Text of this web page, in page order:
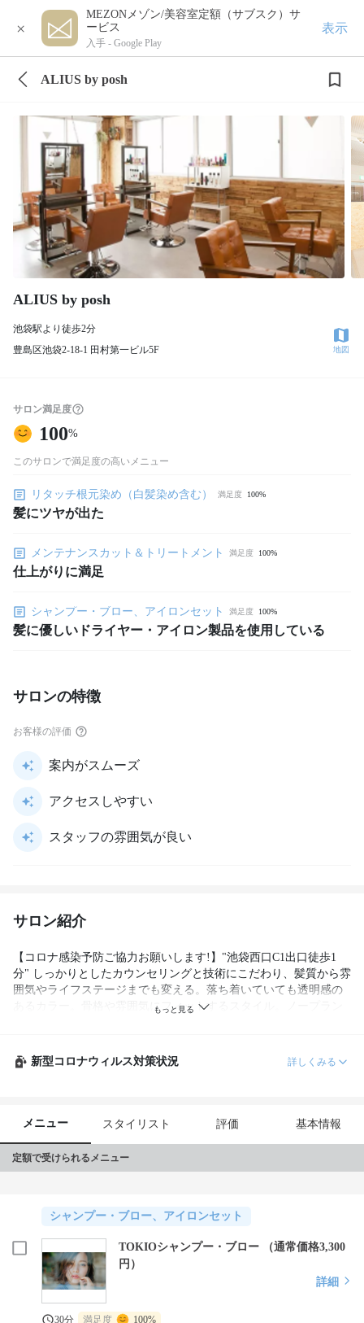
×
MEZONメゾン/美容室定額（サブスク）サ
ービス
入手 - Google Play
表示
ALIUS by posh
ALIUS by posh
池袋駅より徒歩2分
豊島区池袋2-18-1 田村第一ビル5F
地図
サロン満足度
100%
このサロンで満足度の高いメニュー
リタッチ根元染め（白髪染め含む） 満足度 100%
髪にツヤが出た
メンテナンスカット＆トリートメント 満足度 100%
仕上がりに満足
シャンプー・ブロー、アイロンセット 満足度 100%
髪に優しいドライヤー・アイロン製品を使用している
サロンの特徴
お客様の評価
案内がスムーズ
アクセスしやすい
スタッフの雰囲気が良い
サロン紹介
【コロナ感染予防ご協力お願いします!】"池袋西口C1出口徒歩1
分" しっかりとしたカウンセリングと技術にこだわり、髪質から雰
囲気やライフステージまでも変える。落ち着いていても透明感の
あるカラー。骨格や雰囲気にフィットするスタイル。ノープラン
新型コロナウィルス対策状況 詳しくみる
メニュー スタイリスト 評価 基本情報
定額で受けられるメニュー
シャンプー・ブロー、アイロンセット
TOKIOシャンプー・ブロー （通常価格3,300
円）
詳細
30分 満足度 100%